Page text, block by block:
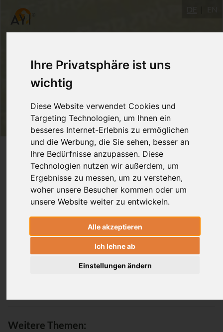
Ihre Privatsphäre ist uns
wichtig
Diese Website verwendet Cookies und
Targeting Technologien, um Ihnen ein
besseres Internet-Erlebnis zu ermöglichen
und die Werbung, die Sie sehen, besser an
Ihre Bedürfnisse anzupassen. Diese
Technologien nutzen wir außerdem, um
Ergebnisse zu messen, um zu verstehen,
woher unsere Besucher kommen oder um
unsere Website weiter zu entwickeln.
Alle akzeptieren
Ich lehne ab
Einstellungen ändern
Login
Passwort vergessen / Registrieren
Weitere Themen: